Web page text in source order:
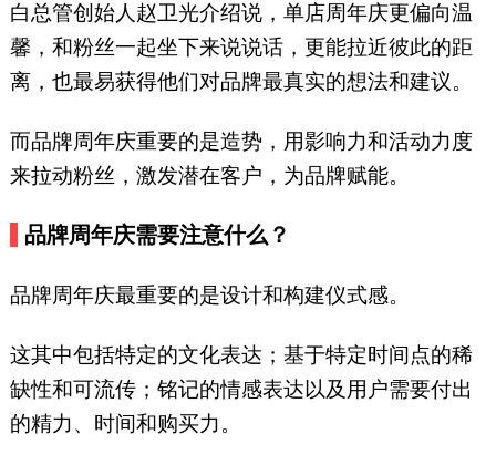
白总管创始人赵卫光介绍说，单店周年庆更偏向温
馨，和粉丝一起坐下来说说话，更能拉近彼此的距
离，也最易获得他们对品牌最真实的想法和建议。
而品牌周年庆重要的是造势，用影响力和活动力度
来拉动粉丝，激发潜在客户，为品牌赋能。
品牌周年庆需要注意什么？
品牌周年庆最重要的是设计和构建仪式感。
这其中包括特定的文化表达；基于特定时间点的稀
缺性和可流传；铭记的情感表达以及用户需要付出
的精力、时间和购买力。